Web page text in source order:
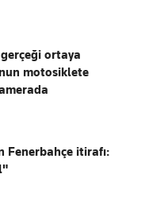
ortaya
motosiklete
Fenerbahçe itirafı: